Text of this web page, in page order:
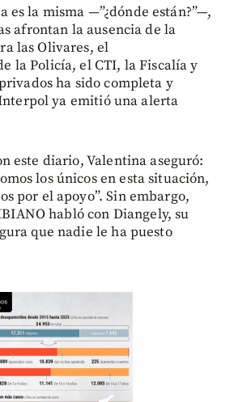
es la misma —”¿dónde están?”—,
afrontan la ausencia de la
las Olivares, el
la Policía, el CTI, la Fiscalía y
ha sido completa y
ya emitió una alerta
este diario, Valentina aseguró:
los únicos en esta situación,
por el apoyo”. Sin embargo,
habló con Diangely, su
que nadie le ha puesto